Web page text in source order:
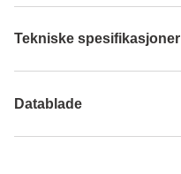
Tekniske spesifikasjoner
Datablade